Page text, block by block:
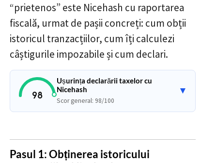
“prietenos” este Nicehash cu raportarea
fiscală, urmat de pașii concreți: cum obții
istoricul tranzacțiilor, cum îți calculezi
câștigurile impozabile și cum declari.
98
Ușurința declarării taxelor cu
Nicehash
Scor general: 98/100
▼
Pasul 1: Obținerea istoricului